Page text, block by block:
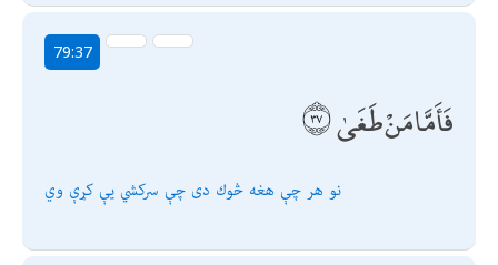
79:37
فَأَمَّا مَنْ طَغَىٰ
نو هر چې هغه څوك دى چې سركشي يې كړې وي